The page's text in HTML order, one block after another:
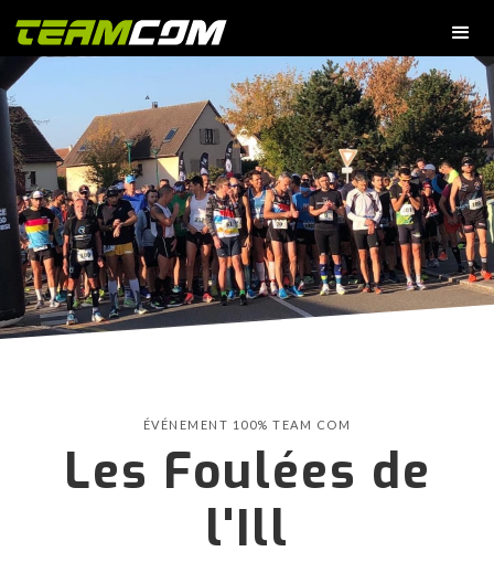
ÉVÉNEMENT 100% TEAM COM
Les Foulées de
l'Ill